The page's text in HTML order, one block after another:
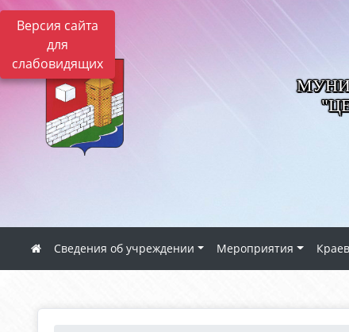
Версия сайта
для
слабовидящих
Сведения об учреждении Мероприятия